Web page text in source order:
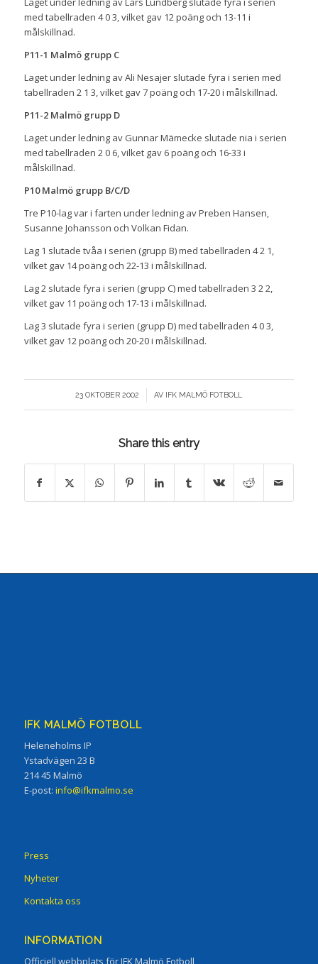
med tabellraden 4 0 3, vilket gav 12 poäng och 13-11 i
målskillnad.
P11-1 Malmö grupp C
Laget under ledning av Ali Nesajer slutade fyra i serien med
tabellraden 2 1 3, vilket gav 7 poäng och 17-20 i målskillnad.
P11-2 Malmö grupp D
Laget under ledning av Gunnar Mämecke slutade nia i serien
med tabellraden 2 0 6, vilket gav 6 poäng och 16-33 i
målskillnad.
P10 Malmö grupp B/C/D
Tre P10-lag var i farten under ledning av Preben Hansen,
Susanne Johansson och Volkan Fidan.
Lag 1 slutade tvåa i serien (grupp B) med tabellraden 4 2 1,
vilket gav 14 poäng och 22-13 i målskillnad.
Lag 2 slutade fyra i serien (grupp C) med tabellraden 3 2 2,
vilket gav 11 poäng och 17-13 i målskillnad.
Lag 3 slutade fyra i serien (grupp D) med tabellraden 4 0 3,
vilket gav 12 poäng och 20-20 i målskillnad.
23 OKTOBER 2002
/ AV IFK MALMÖ FOTBOLL
Share this entry
IFK MALMÖ FOTBOLL
Heleneholms IP
Ystadvägen 23 B
214 45 Malmö
E-post: info@ifkmalmo.se
Press
Nyheter
Kontakta oss
INFORMATION
Officiell webbplats för IFK Malmö Fotboll